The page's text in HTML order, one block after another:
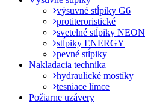
výsuvné stĺpiky G6
protiteroristické
svetelné stĺpiky NEON
stĺpiky ENERGY
pevné stĺpiky
Nakladacia technika
hydraulické mostíky
tesniace límce
Požiarne uzávery